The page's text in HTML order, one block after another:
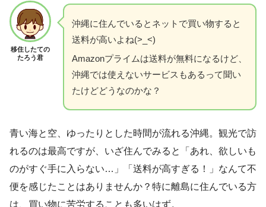
移住したての
たろう君
沖縄に住んでいるとネットで買い物すると
送料が高いよね(>_<)
Amazonプライムは送料が無料になるけど、
沖縄では使えないサービスもあるって聞い
たけどどうなのかな？
青い海と空、ゆったりとした時間が流れる沖縄。観光で訪
れるのは最高ですが、いざ住んでみると「あれ、欲しいも
のがすぐ手に入らない…」「送料が高すぎる！」なんて不
便を感じたことはありませんか？特に離島に住んでいる方
は、買い物に苦労することも多いはず。